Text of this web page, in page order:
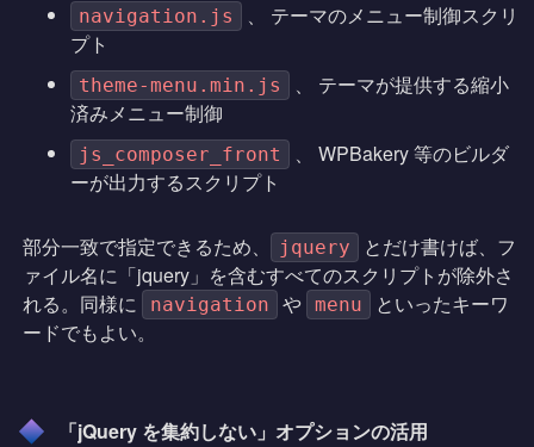
navigation.js
、 テーマのメニュー制御スクリ
プト
theme-menu.min.js
、 テーマが提供する縮小
済みメニュー制御
js_composer_front
、 WPBakery 等のビルダ
ーが出力するスクリプト
部分一致で指定できるため、 jquery
とだけ書けば、フ
ァイル名に「jquery」を含むすべてのスクリプトが除外さ
れる。同様に
navigation や menu
といったキーワ
ードでもよい。
「jQuery を集約しない」オプションの活用